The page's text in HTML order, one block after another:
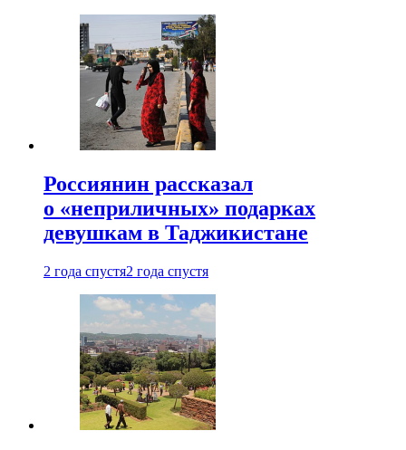
Россиянин рассказал
о «неприличных» подарках
девушкам в Таджикистане
2 года спустя2 года спустя